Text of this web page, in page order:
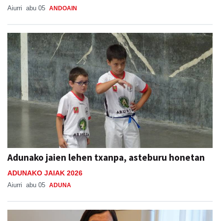
Aiurri abu 05 ANDOAIN
Adunako jaien lehen txanpa, asteburu honetan
ADUNAKO JAIAK 2026
Aiurri abu 05 ADUNA